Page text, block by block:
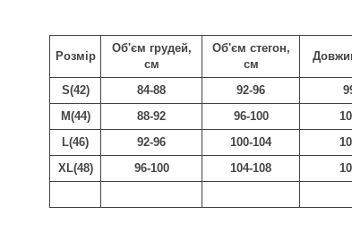
Розмір
Об'єм грудей,
см
Об'єм стегон,
см
S(42)
84-88 92-96
M(44)
88-92 96-100
L(46)
92-96 100-104
XL(48)
96-100 104-108